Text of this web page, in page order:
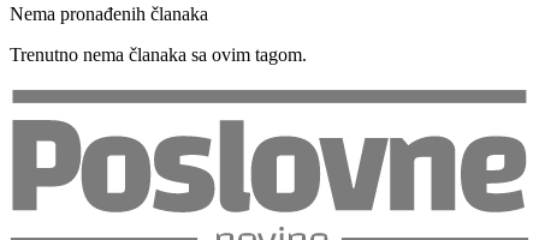
Nema pronađenih članaka
Trenutno nema članaka sa ovim tagom.